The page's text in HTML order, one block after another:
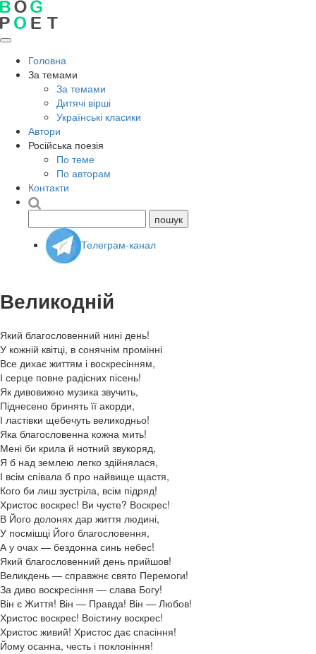
Головна
За темами
За темами
Дитячі вірші
Українські класики
Автори
Російська поезія
По теме
По авторам
Контакти
Телеграм-канал
Великодній
Який благословенний нині день!
У кожній квітці, в сонячнім промінні
Все дихає життям і воскресінням,
І серце повне радісних пісень!
Як дивовижно музика звучить,
Піднесено бринять її акорди,
І ластівки щебечуть великодньо!
Яка благословенна кожна мить!
Мені би крила й нотний звукоряд,
Я б над землею легко здійнялася,
І всім співала б про найвище щастя,
Кого би лиш зустріла, всім підряд!
Христос воскрес! Ви чуєте? Воскрес!
В Його долонях дар життя людині,
У посмішці Його благословення,
А у очах — бездонна синь небес!
Який благословенний день прийшов!
Великдень — справжнє свято Перемоги!
За диво воскресіння — слава Богу!
Він є Життя! Він — Правда! Він — Любов!
Христос воскрес! Воістину воскрес!
Христос живий! Христос дає спасіння!
Йому осанна, честь і поклоніння!